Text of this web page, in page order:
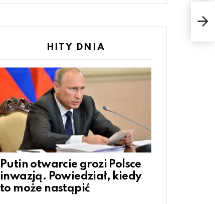
HITY DNIA
Putin otwarcie grozi Polsce
inwazją. Powiedział, kiedy
to może nastąpić